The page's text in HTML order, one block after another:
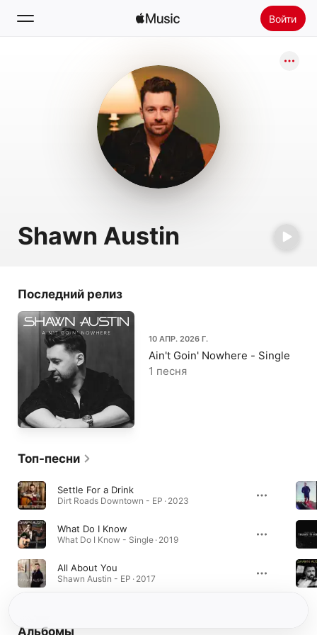
Войти
Установить Apple Music
Shawn Austin
Последний релиз
10 АПР. 2026 Г.
Ain't Goin' Nowhere - Single
1 песня
Топ-песни
Settle For a Drink
Dirt Roads Downtown - EP · 2023
What Do I Know
What Do I Know - Single · 2019
All About You
Shawn Austin - EP · 2017
Альбомы